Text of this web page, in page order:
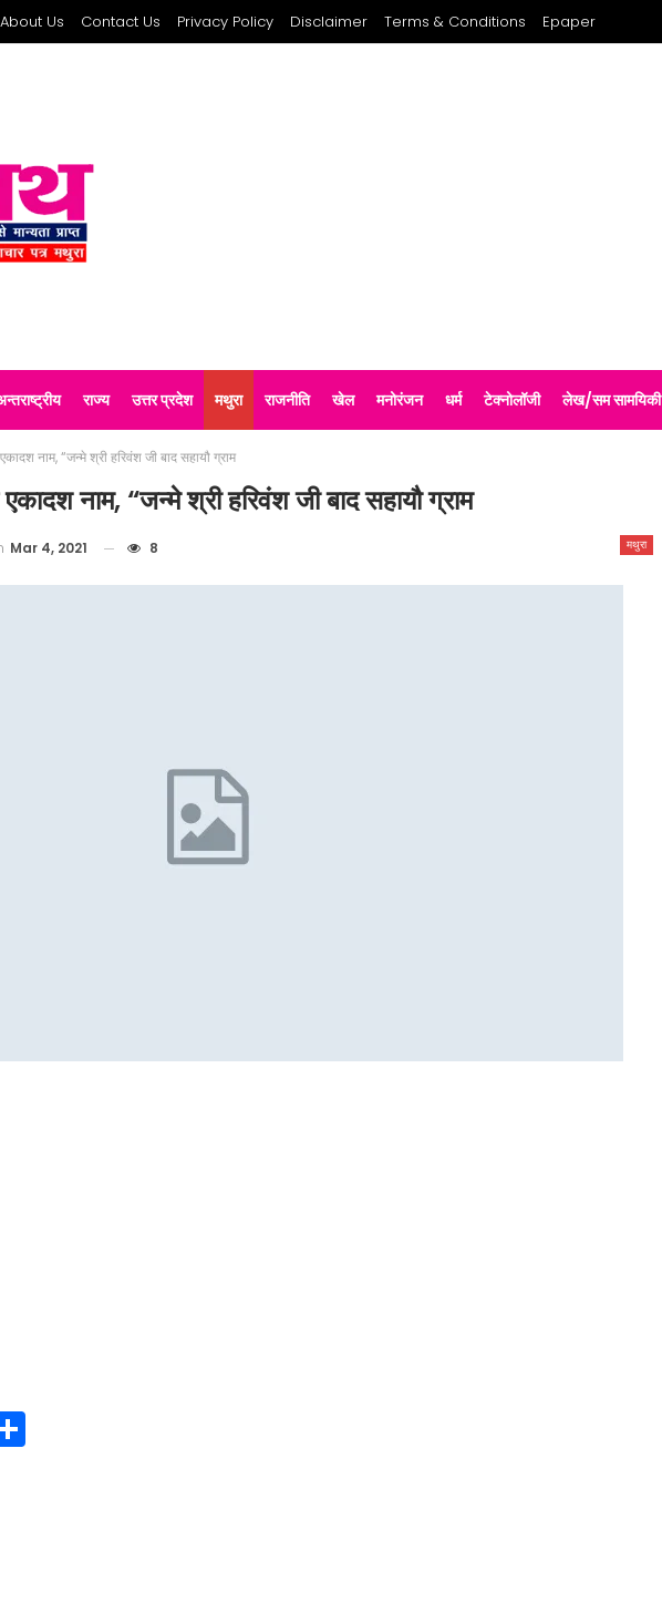
About Us Contact Us Privacy Policy Disclaimer Terms & Conditions Epaper
राज्य उत्तर प्रदेश मथुरा राजनीति खेल मनोरंजन धर्म टेक्नोलॉजी लेख/सम सामयिकी
नाम, “जन्मे श्री हरिवंश जी बाद सहायौ ग्राम
नाम, “जन्मे श्री हरिवंश जी बाद सहायौ ग्राम
मथुरा
Mar 4, 2021 8
Share